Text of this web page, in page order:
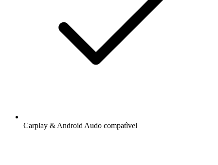
Carplay & Android Audo compatìvel